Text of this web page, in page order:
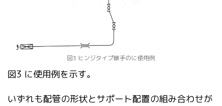
図3 ヒンジタイプ継手のに使用例
図3 に使用例を示す。
いずれも配管の形状とサポート配置の組み合わせが